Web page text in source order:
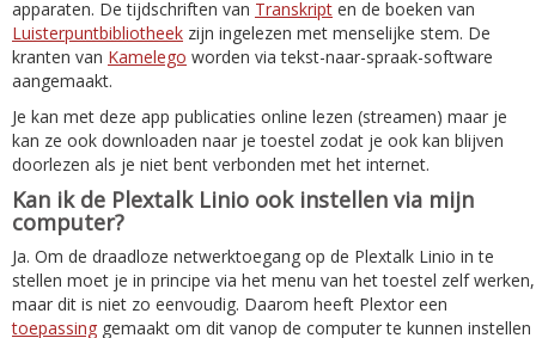
apparaten. De tijdschriften van Transkript en de boeken van
Luisterpuntbibliotheek zijn ingelezen met menselijke stem. De
kranten van Kamelego worden via tekst-naar-spraak-software
aangemaakt.
Je kan met deze app publicaties online lezen (streamen) maar je
kan ze ook downloaden naar je toestel zodat je ook kan blijven
doorlezen als je niet bent verbonden met het internet.
Kan ik de Plextalk Linio ook instellen via mijn
computer?
Ja. Om de draadloze netwerktoegang op de Plextalk Linio in te
stellen moet je in principe via het menu van het toestel zelf werken,
maar dit is niet zo eenvoudig. Daarom heeft Plextor een
toepassing gemaakt om dit vanop de computer te kunnen instellen